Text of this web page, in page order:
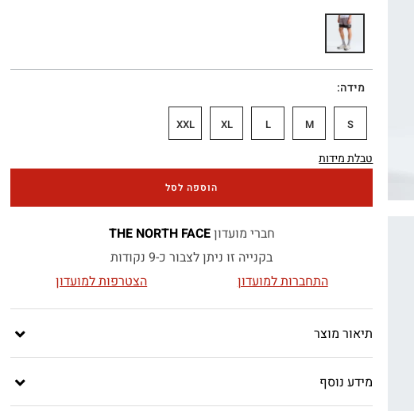
מידה
S
M
L
XL
XXL
טבלת מידות
הוספה לסל
חברי מועדוןTHE NORTH FACE
בקנייה זו ניתן לצבור כ-9 נקודות
התחברות למועדון
הצטרפות למועדון
תיאור מוצר
מידע נוסף